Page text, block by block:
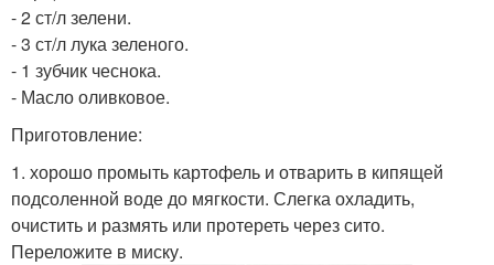
- 2 ст/л зелени.
- 3 ст/л лука зеленого.
- 1 зубчик чеснока.
- Масло оливковое.
Приготовление:
1. хорошо промыть картофель и отварить в кипящей
подсоленной воде до мягкости. Слегка охладить,
очистить и размять или протереть через сито.
Переложите в миску.